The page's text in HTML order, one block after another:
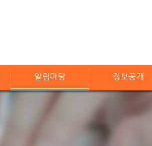
알림마당 정보공개